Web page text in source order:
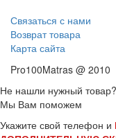
Связаться с нами
Возврат товара
Карта сайта
Pro100Matras @ 2010
Не нашли нужный
Мы Вам поможем
Укажите свой телефон и